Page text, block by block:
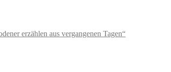
erzählen aus vergangenen Tagen“